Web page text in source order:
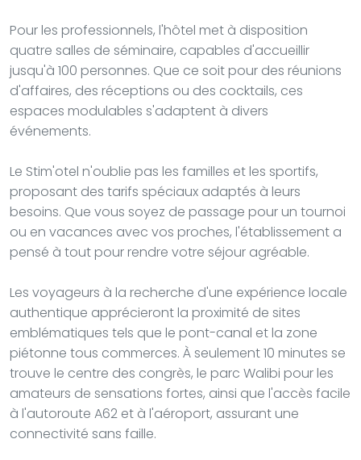
Pour les professionnels, l'hôtel met à disposition
quatre salles de séminaire, capables d'accueillir
jusqu'à 100 personnes. Que ce soit pour des réunions
d'affaires, des réceptions ou des cocktails, ces
espaces modulables s'adaptent à divers
événements.
Le Stim'otel n'oublie pas les familles et les sportifs,
proposant des tarifs spéciaux adaptés à leurs
besoins. Que vous soyez de passage pour un tournoi
ou en vacances avec vos proches, l'établissement a
pensé à tout pour rendre votre séjour agréable.
Les voyageurs à la recherche d'une expérience locale
authentique apprécieront la proximité de sites
emblématiques tels que le pont-canal et la zone
piétonne tous commerces. À seulement 10 minutes se
trouve le centre des congrès, le parc Walibi pour les
amateurs de sensations fortes, ainsi que l'accès facile
à l'autoroute A62 et à l'aéroport, assurant une
connectivité sans faille.